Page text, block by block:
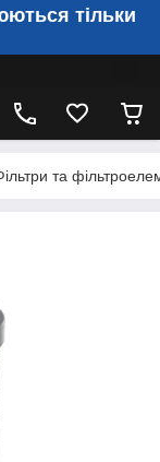
тільки
та